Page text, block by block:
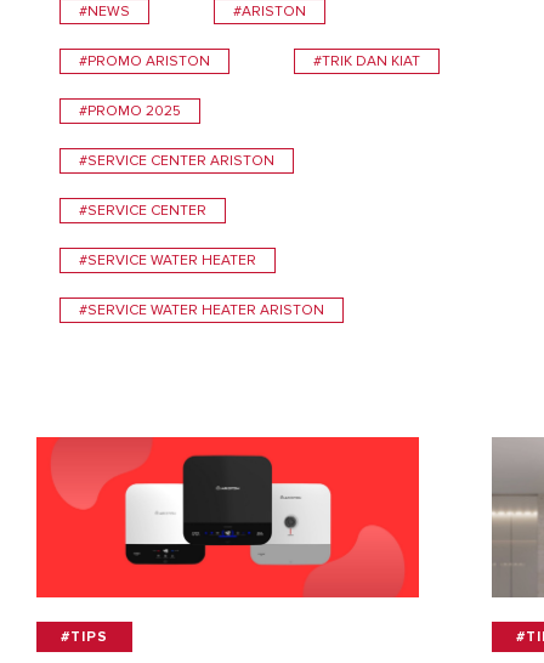
#NEWS #ARISTON
#PROMO ARISTON #TRIK DAN KIAT
#PROMO 2025
#SERVICE CENTER ARISTON
#SERVICE CENTER
#SERVICE WATER HEATER
#SERVICE WATER HEATER ARISTON
#TIPS